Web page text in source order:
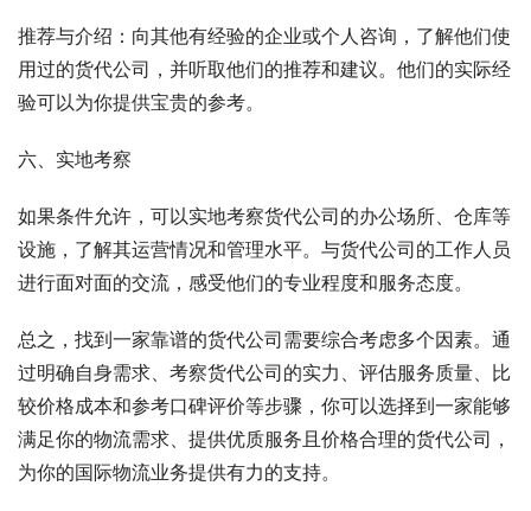
推荐与介绍：向其他有经验的企业或个人咨询，了解他们使
用过的货代公司，并听取他们的推荐和建议。他们的实际经
验可以为你提供宝贵的参考。
六、实地考察
如果条件允许，可以实地考察货代公司的办公场所、仓库等
设施，了解其运营情况和管理水平。与货代公司的工作人员
进行面对面的交流，感受他们的专业程度和服务态度。
总之，找到一家靠谱的货代公司需要综合考虑多个因素。通
过明确自身需求、考察货代公司的实力、评估服务质量、比
较价格成本和参考口碑评价等步骤，你可以选择到一家能够
满足你的物流需求、提供优质服务且价格合理的货代公司，
为你的国际物流业务提供有力的支持。